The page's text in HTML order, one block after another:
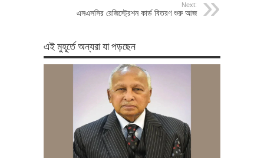
Next:
এসএসসির রেজিস্ট্রেশন কার্ড বিতরণ শুরু আজ
এই মুহূর্তে অন্যরা যা পড়ছেন